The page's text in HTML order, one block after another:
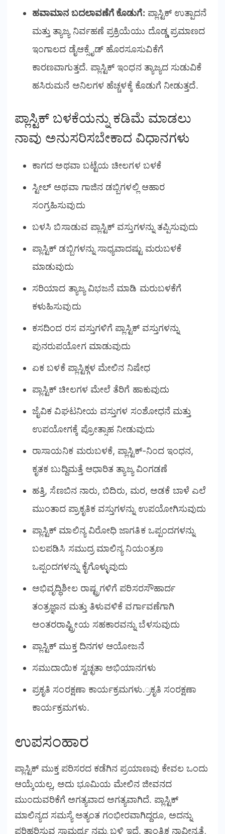
ಹವಾಮಾನ ಬದಲಾವಣೆಗೆ ಕೊಡುಗೆ: ಪ್ಲಾಸ್ಟಿಕ್ ಉತ್ಪಾದನೆ
ಮತ್ತು ತ್ಯಾಜ್ಯ ನಿರ್ವಹಣೆ ಪ್ರಕ್ರಿಯೆಯು ದೊಡ್ಡ ಪ್ರಮಾಣದ
ಇಂಗಾಲದ ಡೈಆಕ್ಸೈಡ್ ಹೊರಸೂಸುವಿಕೆಗೆ
ಕಾರಣವಾಗುತ್ತದೆ. ಪ್ಲಾಸ್ಟಿಕ್ ಇಂಧನ ತ್ಯಾಜ್ಯದ ಸುಡುವಿಕೆ
ಹಸಿರುಮನೆ ಅನಿಲಗಳ ಹೆಚ್ಚಳಕ್ಕೆ ಕೊಡುಗೆ ನೀಡುತ್ತದೆ.
ಪ್ಲಾಸ್ಟಿಕ್ ಬಳಕೆಯನ್ನು ಕಡಿಮೆ ಮಾಡಲು
ನಾವು ಅನುಸರಿಸಬೇಕಾದ ವಿಧಾನಗಳು
ಕಾಗದ ಅಥವಾ ಬಟ್ಟೆಯ ಚೀಲಗಳ ಬಳಕೆ
ಸ್ಟೀಲ್ ಅಥವಾ ಗಾಜಿನ ಡಬ್ಬಿಗಳಲ್ಲಿ ಆಹಾರ
ಸಂಗ್ರಹಿಸುವುದು
ಬಳಸಿ ಬಿಸಾಡುವ ಪ್ಲಾಸ್ಟಿಕ್ ವಸ್ತುಗಳನ್ನು ತಪ್ಪಿಸುವುದು
ಪ್ಲಾಸ್ಟಿಕ್ ಡಬ್ಬಿಗಳನ್ನು ಸಾಧ್ಯವಾದಷ್ಟು ಮರುಬಳಕೆ
ಮಾಡುವುದು
ಸರಿಯಾದ ತ್ಯಾಜ್ಯ ವಿಭಜನೆ ಮಾಡಿ ಮರುಬಳಕೆಗೆ
ಕಳುಹಿಸುವುದು
ಕಸದಿಂದ ರಸ ವಸ್ತುಗಳಿಗೆ ಪ್ಲಾಸ್ಟಿಕ್ ವಸ್ತುಗಳನ್ನು
ಪುನರುಪಯೋಗ ಮಾಡುವುದು
ಏಕ ಬಳಕೆ ಪ್ಲಾಸ್ಟಿಕ್ಗಳ ಮೇಲಿನ ನಿಷೇಧ
ಪ್ಲಾಸ್ಟಿಕ್ ಚೀಲಗಳ ಮೇಲೆ ತೆರಿಗೆ ಹಾಕುವುದು
ಜೈವಿಕ ವಿಘಟನೀಯ ವಸ್ತುಗಳ ಸಂಶೋಧನೆ ಮತ್ತು
ಉಪಯೋಗಕ್ಕೆ ಪ್ರೋತ್ಸಾಹ ನೀಡುವುದು
ರಾಸಾಯನಿಕ ಮರುಬಳಕೆ, ಪ್ಲಾಸ್ಟಿಕ್-ನಿಂದ ಇಂಧನ,
ಕೃತಕ ಬುದ್ದಿಮತ್ತೆ ಆಧಾರಿತ ತ್ಯಾಜ್ಯ ವಿಂಗಡಣೆ
ಹತ್ತಿ, ಸೆಣಬಿನ ನಾರು, ಬಿದಿರು, ಮರ, ಅಡಕೆ ಬಾಳೆ ಎಲೆ
ಮುಂತಾದ ಪ್ರಾಕೃತಿಕ ವಸ್ತುಗಳನ್ನು ಉಪಯೋಗಿಸುವುದು
ಪ್ಲಾಸ್ಟಿಕ್ ಮಾಲಿನ್ಯ ವಿರೋಧಿ ಜಾಗತಿಕ ಒಪ್ಪಂದಗಳನ್ನು
ಬಲಪಡಿಸಿ ಸಮುದ್ರ ಮಾಲಿನ್ಯ ನಿಯಂತ್ರಣ
ಒಪ್ಪಂದಗಳನ್ನು ಕೈಗೊಳ್ಳುವುದು
ಅಭಿವೃದ್ಧಿಶೀಲ ರಾಷ್ಟ್ರಗಳಿಗೆ ಪರಿಸರಸೌಹಾರ್ದ
ತಂತ್ರಜ್ಞಾನ ಮತ್ತು ತಿಳುವಳಿಕೆ ವರ್ಗಾವಣೆಗಾಗಿ
ಅಂತರರಾಷ್ಟ್ರೀಯ ಸಹಕಾರವನ್ನು ಬೆಳಸುವುದು
ಪ್ಲಾಸ್ಟಿಕ್ ಮುಕ್ತ ದಿನಗಳ ಆಯೋಜನೆ
ಸಮುದಾಯಿಕ ಸ್ವಚ್ಛತಾ ಅಭಿಯಾನಗಳು
ಪ್ರಕೃತಿ ಸಂರಕ್ಷಣಾ ಕಾರ್ಯಕ್ರಮಗಳು.್ರಕೃತಿ ಸಂರಕ್ಷಣಾ
ಕಾರ್ಯಕ್ರಮಗಳು.
ಉಪಸಂಹಾರ
ಪ್ಲಾಸ್ಟಿಕ್ ಮುಕ್ತ ಪರಿಸರದ ಕಡೆಗಿನ ಪ್ರಯಾಣವು ಕೇವಲ ಒಂದು
ಆಯ್ಕೆಯಲ್ಲ, ಅದು ಭೂಮಿಯ ಮೇಲಿನ ಜೀವನದ
ಮುಂದುವರಿಕೆಗೆ ಅಗತ್ಯವಾದ ಅಗತ್ಯವಾಗಿದೆ. ಪ್ಲಾಸ್ಟಿಕ್
ಮಾಲಿನ್ಯದ ಸಮಸ್ಯೆ ಅತ್ಯಂತ ಗಂಭೀರವಾಗಿದ್ದರೂ, ಅದನ್ನು
ಪರಿಹರಿಸುವ ಸಾಮರ್ಥ್ಯ ನಮ್ಮ ಬಳಿ ಇದೆ. ತಾಂತ್ರಿಕ ನಾವೀನ್ಯತೆ,